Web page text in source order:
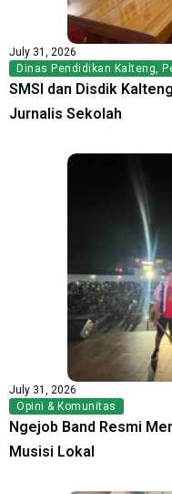
July 31, 2026
Dinas Pendidikan Kalteng
SMSI dan Disdik
Jurnalis Sekolah
July 31, 2026
Opini & Komunitas
Ngejob Band Resmi
Musisi Lokal